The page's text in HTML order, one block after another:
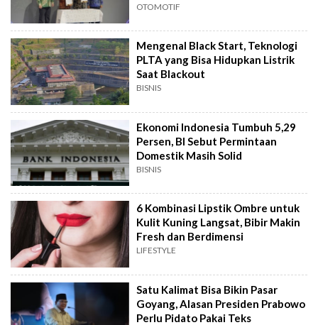
OTOMOTIF
Mengenal Black Start, Teknologi
PLTA yang Bisa Hidupkan Listrik
Saat Blackout
BISNIS
Ekonomi Indonesia Tumbuh 5,29
Persen, BI Sebut Permintaan
Domestik Masih Solid
BISNIS
6 Kombinasi Lipstik Ombre untuk
Kulit Kuning Langsat, Bibir Makin
Fresh dan Berdimensi
LIFESTYLE
Satu Kalimat Bisa Bikin Pasar
Goyang, Alasan Presiden Prabowo
Perlu Pidato Pakai Teks